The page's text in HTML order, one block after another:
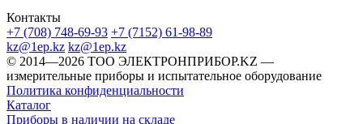
Контакты
+7 (708) 748-69-93 +7 (7152) 61-98-89
kz@1ep.kz kz@1ep.kz
©️ 2014—2026 ТОО ЭЛЕКТРОНПРИБОР.KZ —
измерительные приборы и испытательное оборудование
Политика конфиденциальности
Каталог
Приборы в наличии на складе